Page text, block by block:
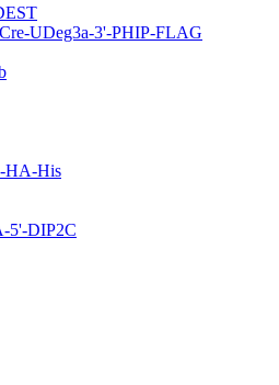
UDeg3a-3'-PHIP-FLAG
HA-His
5'-DIP2C